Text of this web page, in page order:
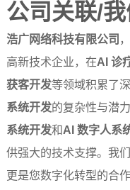
公司关联/
浩广网络科技有限公司
高新技术企业，在AI 诊
获客开发等领域积累了
系统开发的复杂性与潜
系统开发和AI 数字人系
供强大的技术支撑。我
更是您数字化转型的合